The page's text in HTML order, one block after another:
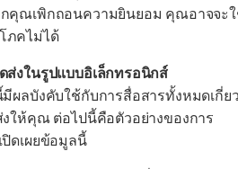
คุณเพิกถอนความยินยอม คุณอาจจะ
ภคไม่ได้
ส่งในรูปแบบอิเล็กทรอนิกส์
มีผลบังคับใช้กับการสื่อสารทั้งหมดเกี่ย
งให้คุณ ต่อไปนี้คือตัวอย่างของการ
ปิดเผยข้อมูลนี้